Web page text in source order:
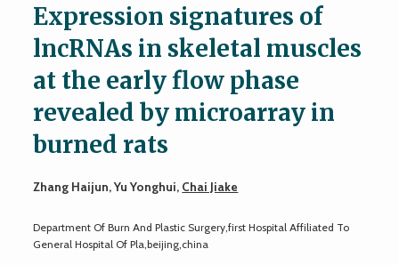
Expression signatures of
lncRNAs in skeletal muscles
at the early flow phase
revealed by microarray in
burned rats
Zhang Haijun, Yu Yonghui, Chai Jiake
Department Of Burn And Plastic Surgery,first Hospital Affiliated To
General Hospital Of Pla,beijing,china